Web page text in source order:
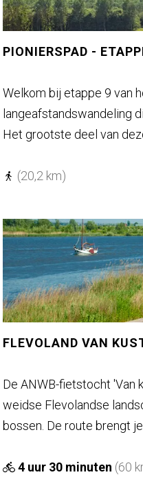
d
-
e
a
p
p
3
PIONIERSPAD -
P
i
o
r
s
a
d
-
e
a
p
p
9
Welkom bij etappe 9 van
langeafstandswandeling
Het grootste deel van
(20,2 km)
FLEVOLAND VAN
F
l
e
o
De ANWB-fietstocht 'Van
weidse Flevolandse
bossen. De route brengt je
4 uur 30 minuten (60